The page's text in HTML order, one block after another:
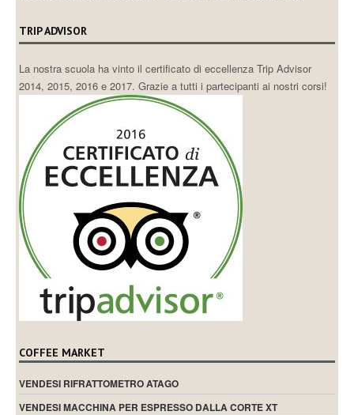
TRIP ADVISOR
La nostra scuola ha vinto il certificato di eccellenza Trip Advisor
2014, 2015, 2016 e 2017. Grazie a tutti i partecipanti ai nostri corsi!
COFFEE MARKET
VENDESI RIFRATTOMETRO ATAGO
VENDESI MACCHINA PER ESPRESSO DALLA CORTE XT